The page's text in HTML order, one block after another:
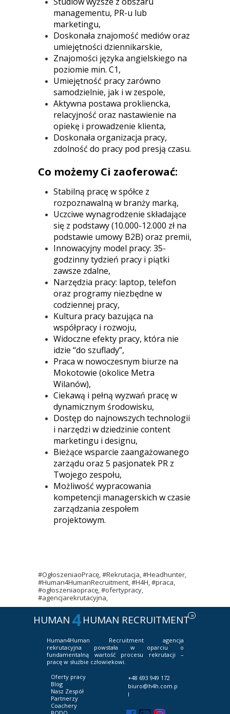
R
HUMAN RECRUITMENT
4
Human4Human Recruitment agencja
rekrutacyjna powstała w oparciu o
fundamentalną wartość procesu rekrutacji –
pracę w służbie człowiekowi.
HUMAN
Oferty pracy
Blog
Nasz Zespół
Partnerzy
Coachery
+48 693 949 172
biuro@h4h.com.p
l
managementu, PR-u lub
marketingu,
Doskonała znajomość mediów oraz
umiejętności dziennikarskie,
Znajomości języka angielskiego na
poziomie min. C1,
Umiejętność pracy zarówno
samodzielnie, jak i w zespole,
Aktywna postawa prokliencka,
relacyjność oraz nastawienie na
opiekę i prowadzenie klienta,
Doskonała organizacja pracy,
zdolność do pracy pod presją czasu.
Co możemy Ci zaoferować:
Stabilną pracę w spółce z
rozpoznawalną w branży marką,
Uczciwe wynagrodzenie składające
się z podstawy (10.000-12.000 zł na
podstawie umowy B2B) oraz premii,
Innowacyjny model pracy: 35-
godzinny tydzień pracy i piątki
zawsze zdalne,
Narzędzia pracy: laptop, telefon
oraz programy niezbędne w
codziennej pracy,
Kultura pracy bazująca na
współpracy i rozwoju,
Widoczne efekty pracy, która nie
idzie “do szuflady”,
Praca w nowoczesnym biurze na
Mokotowie (okolice Metra
Wilanów),
Ciekawą i pełną wyzwań pracę w
dynamicznym środowisku,
Dostęp do najnowszych technologii
i narzędzi w dziedzinie content
marketingu i designu,
Bieżące wsparcie zaangażowanego
zarządu oraz 5 pasjonatek PR z
Twojego zespołu,
Możliwość wypracowania
kompetencji managerskich w czasie
zarządzania zespołem
projektowym.
#OgłoszeniaoPracę, #Rekrutacja, #Headhunter,
#Human4HumanRecruitment, #H4H, #praca,
#ogłoszeniaopracę, #ofertypracy,
#agencjarekrutacyjna,